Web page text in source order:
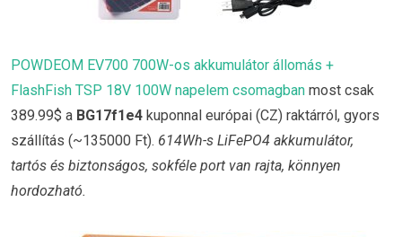
POWDEOM EV700 700W-os akkumulátor állomás +
FlashFish TSP 18V 100W napelem csomagban most csak
389.99$ a BG17f1e4 kuponnal európai (CZ) raktárról, gyors
szállítás (~135000 Ft). 614Wh-s LiFePO4 akkumulátor,
tartós és biztonságos, sokféle port van rajta, könnyen
hordozható.